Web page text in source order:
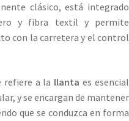
clásico, está integrado
y fibra textil y permite
con la carretera y el control
refiere a la llanta es esencial
y se encargan de mantener
que se conduzca en forma